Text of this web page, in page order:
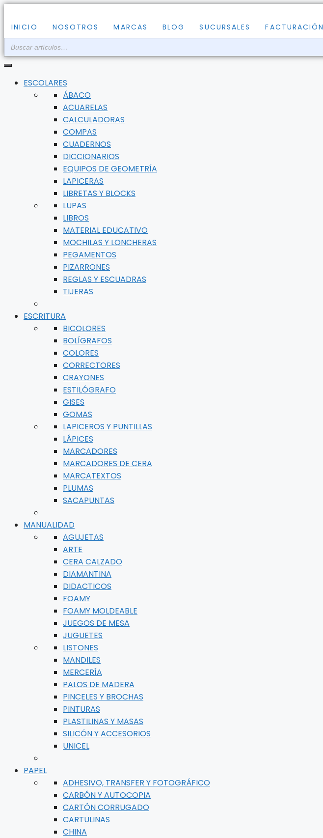
INICIO NOSOTROS MARCAS BLOG SUCURSALES FACTURACIÓN
ESCOLARES
ÁBACO
ACUARELAS
CALCULADORAS
COMPAS
CUADERNOS
DICCIONARIOS
EQUIPOS DE GEOMETRÍA
LAPICERAS
LIBRETAS Y BLOCKS
LUPAS
LIBROS
MATERIAL EDUCATIVO
MOCHILAS Y LONCHERAS
PEGAMENTOS
PIZARRONES
REGLAS Y ESCUADRAS
TIJERAS
ESCRITURA
BICOLORES
BOLÍGRAFOS
COLORES
CORRECTORES
CRAYONES
ESTILÓGRAFO
GISES
GOMAS
LAPICEROS Y PUNTILLAS
LÁPICES
MARCADORES
MARCADORES DE CERA
MARCATEXTOS
PLUMAS
SACAPUNTAS
MANUALIDAD
AGUJETAS
ARTE
CERA CALZADO
DIAMANTINA
DIDACTICOS
FOAMY
FOAMY MOLDEABLE
JUEGOS DE MESA
JUGUETES
LISTONES
MANDILES
MERCERÍA
PALOS DE MADERA
PINCELES Y BROCHAS
PINTURAS
PLASTILINAS Y MASAS
SILICÓN Y ACCESORIOS
UNICEL
PAPEL
ADHESIVO, TRANSFER Y FOTOGRÁFICO
CARBÓN Y AUTOCOPIA
CARTÓN CORRUGADO
CARTULINAS
CHINA